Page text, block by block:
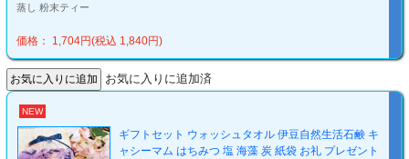
蒸し 粉末ティー
価格： 1,704円(税込 1,840円)
お気に入りに追加済
NEW
ギフトセット ウォッシュタオル 伊豆自然生活石鹸 キ
ャシーマム はちみつ 塩 海藻 炭 紙袋 お礼 プレゼント